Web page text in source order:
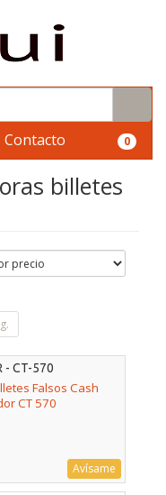
Contacto 0
billetes
- CT-570
Falsos Cash
CT 570
Avísame